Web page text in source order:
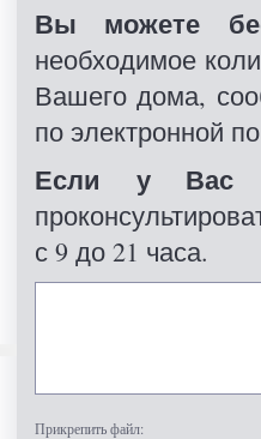
Вы можете
необходимое
Вашего дома,
по электронной
Если у Вас
с 9 до 21 часа.
Прикрепить файл: